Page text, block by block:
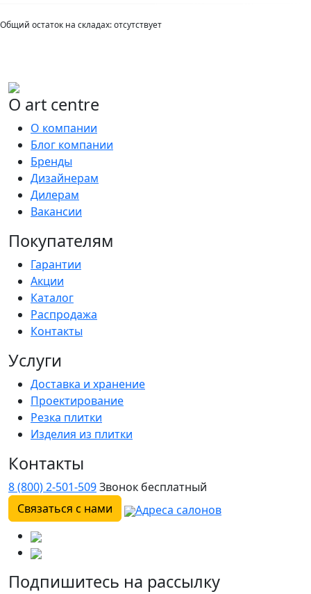
Общий остаток на складах:отсутствует
О art centre
О компании
Блог компании
Бренды
Дизайнерам
Дилерам
Вакансии
Покупателям
Гарантии
Акции
Каталог
Распродажа
Контакты
Услуги
Доставка и хранение
Проектирование
Резка плитки
Изделия из плитки
Контакты
8 (800) 2-501-509Звонок бесплатный
Связаться с нами
Адреса салонов
Подпишитесь на рассылку